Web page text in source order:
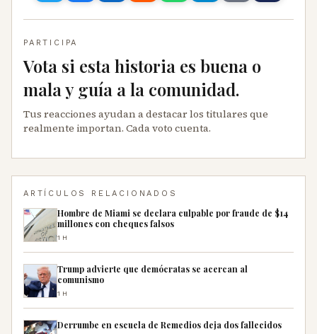
PARTICIPA
Vota si esta historia es buena o
mala y guía a la comunidad.
Tus reacciones ayudan a destacar los titulares que
realmente importan. Cada voto cuenta.
ARTÍCULOS RELACIONADOS
Hombre de Miami se declara culpable por fraude de $14
millones con cheques falsos
1H
Trump advierte que demócratas se acercan al
comunismo
1H
Derrumbe en escuela de Remedios deja dos fallecidos